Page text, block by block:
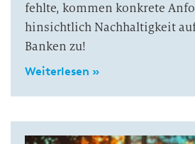
fehlte, kommen konkrete
hinsichtlich Nachhaltigkeit
Banken zu!
Weiterlesen »